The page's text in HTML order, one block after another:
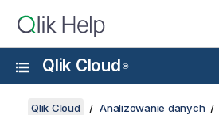
Qlik Cloud ®
Qlik Cloud
Analizowanie danych